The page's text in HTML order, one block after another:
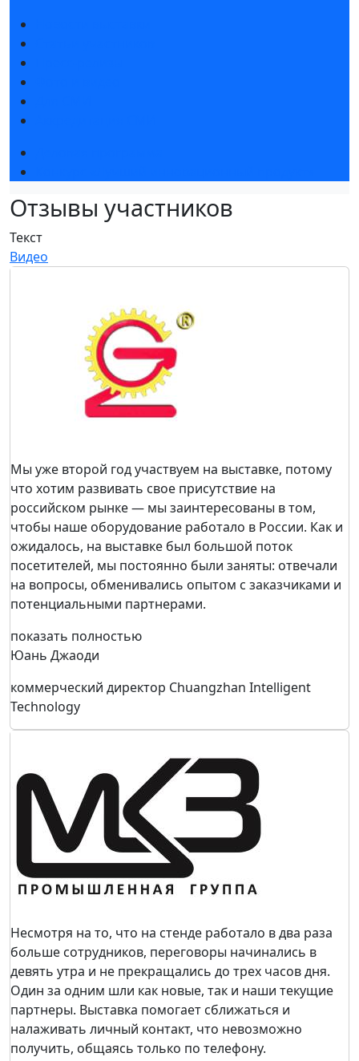
Отзывы участников
Текст
Видео
Мы уже второй год участвуем на выставке, потому
что хотим развивать свое присутствие на
российском рынке — мы заинтересованы в том,
чтобы наше оборудование работало в России. Как и
ожидалось, на выставке был большой поток
посетителей, мы постоянно были заняты: отвечали
на вопросы, обменивались опытом с заказчиками и
потенциальными партнерами.
показать полностью
Юань Джаоди
коммерческий директор Chuangzhan Intelligent
Technology
Несмотря на то, что на стенде работало в два раза
больше сотрудников, переговоры начинались в
девять утра и не прекращались до трех часов дня.
Один за одним шли как новые, так и наши текущие
партнеры. Выставка помогает сближаться и
налаживать личный контакт, что невозможно
получить, общаясь только по телефону.